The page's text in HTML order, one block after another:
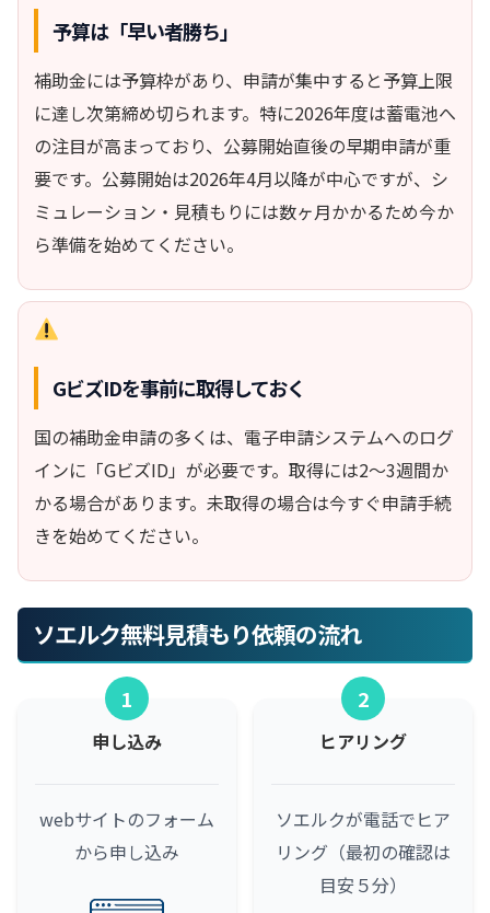
予算は「早い者勝ち」
補助金には予算枠があり、申請が集中すると予算上限
に達し次第締め切られます。特に2026年度は蓄電池へ
の注目が高まっており、公募開始直後の早期申請が重
要です。公募開始は2026年4月以降が中心ですが、シ
ミュレーション・見積もりには数ヶ月かかるため今か
ら準備を始めてください。
GビズIDを事前に取得しておく
国の補助金申請の多くは、電子申請システムへのログ
インに「GビズID」が必要です。取得には2〜3週間か
かる場合があります。未取得の場合は今すぐ申請手続
きを始めてください。
ソエルク無料見積もり依頼の流れ
1
申し込み
webサイトのフォーム
から申し込み
2
ヒアリング
ソエルクが電話でヒア
リング（最初の確認は
目安５分）